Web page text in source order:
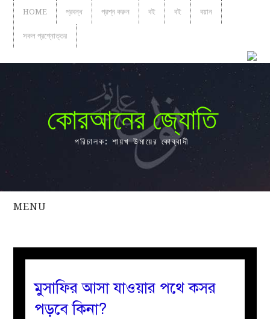
HOME প্রবন্ধ প্রশ্ন করুন বই বই বয়ান
সকল প্রশ্নোত্তর
কোরআনের জ্যোতি
পরিচালক: শায়খ উমায়ের কোব্বাদী
MENU
সকল
বয়ান
মুসাফির আসা যাওয়ার পথে কসর
পড়বে কিনা?